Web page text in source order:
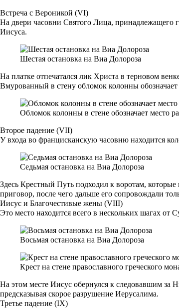
Встреча с Вероникой (VI)
На двери часовни Святого Лица, принадлежащего
Иисуса.
Шестая остановка на Виа Долороза
На платке отпечатался лик Христа в терновом
Вмурованный в стену обломок колонны
Обломок колонны в стене обозначает место
Второе падение (VII)
У входа во францисканскую часовню находится
Седьмая остановка на Виа Долороза
Здесь Крестный Путь подходил к воротам,
приговор, после чего дальше его сопровождали
Иисус и Благочестивые жены (VIII)
Это место находится всего в нескольких шагах
Восьмая остановка на Виа Долороза
Крест на стене православного греческого
На этом месте Иисус обернулся к следовавшим за
предсказывая скорое разрушение Иерусалима.
Третье падение (IX)